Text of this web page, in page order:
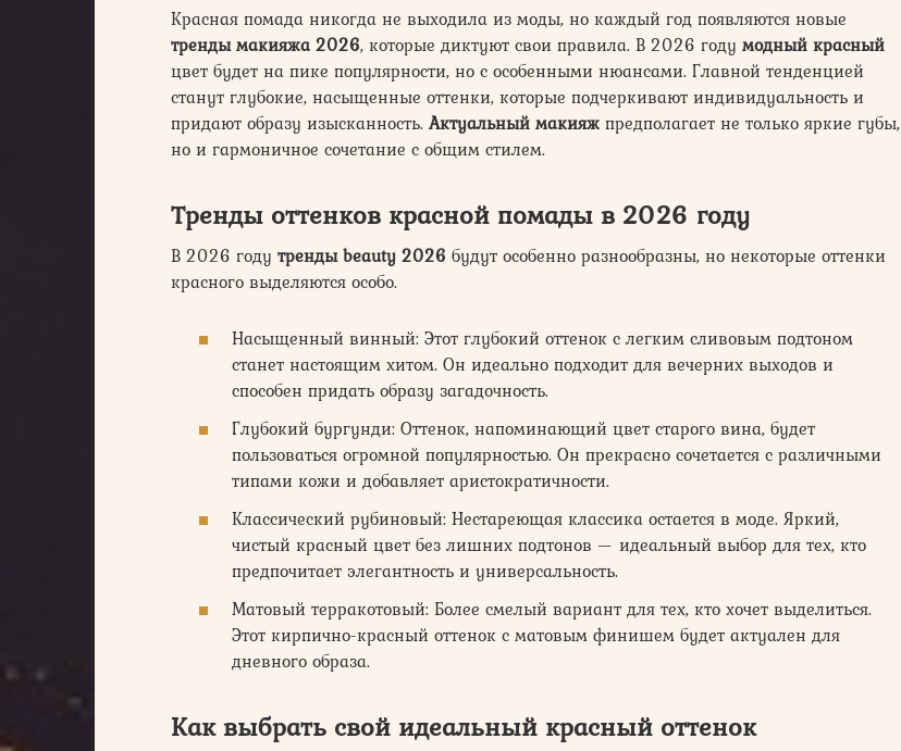
Красная помада никогда не выходила из моды, но каждый год появляются новые
тренды макияжа 2026, которые диктуют свои правила. В 2026 году модный красный
цвет будет на пике популярности, но с особенными нюансами. Главной тенденцией
станут глубокие, насыщенные оттенки, которые подчеркивают индивидуальность и
придают образу изысканность.Актуальный макияж предполагает не только яркие губы,
но и гармоничное сочетание с общим стилем.
Тренды оттенков красной помады в 2026 году
В 2026 году тренды beauty 2026 будут особенно разнообразны, но некоторые оттенки
красного выделяются особо.
Насыщенный винный: Этот глубокий оттенок с легким сливовым подтоном
станет настоящим хитом. Он идеально подходит для вечерних выходов и
способен придать образу загадочность.
Глубокий бургунди: Оттенок, напоминающий цвет старого вина, будет
пользоваться огромной популярностью. Он прекрасно сочетается с различными
типами кожи и добавляет аристократичности.
Классический рубиновый: Нестареющая классика остается в моде. Яркий,
чистый красный цвет без лишних подтонов — идеальный выбор для тех, кто
предпочитает элегантность и универсальность.
Матовый терракотовый: Более смелый вариант для тех, кто хочет выделиться.
Этот кирпично-красный оттенок с матовым финишем будет актуален для
дневного образа.
Как выбрать свой идеальный красный оттенок